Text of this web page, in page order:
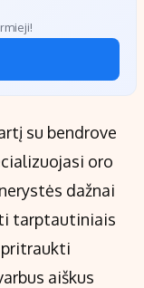
su bendrove
oro
dažnai
tarptautiniais
aiškus